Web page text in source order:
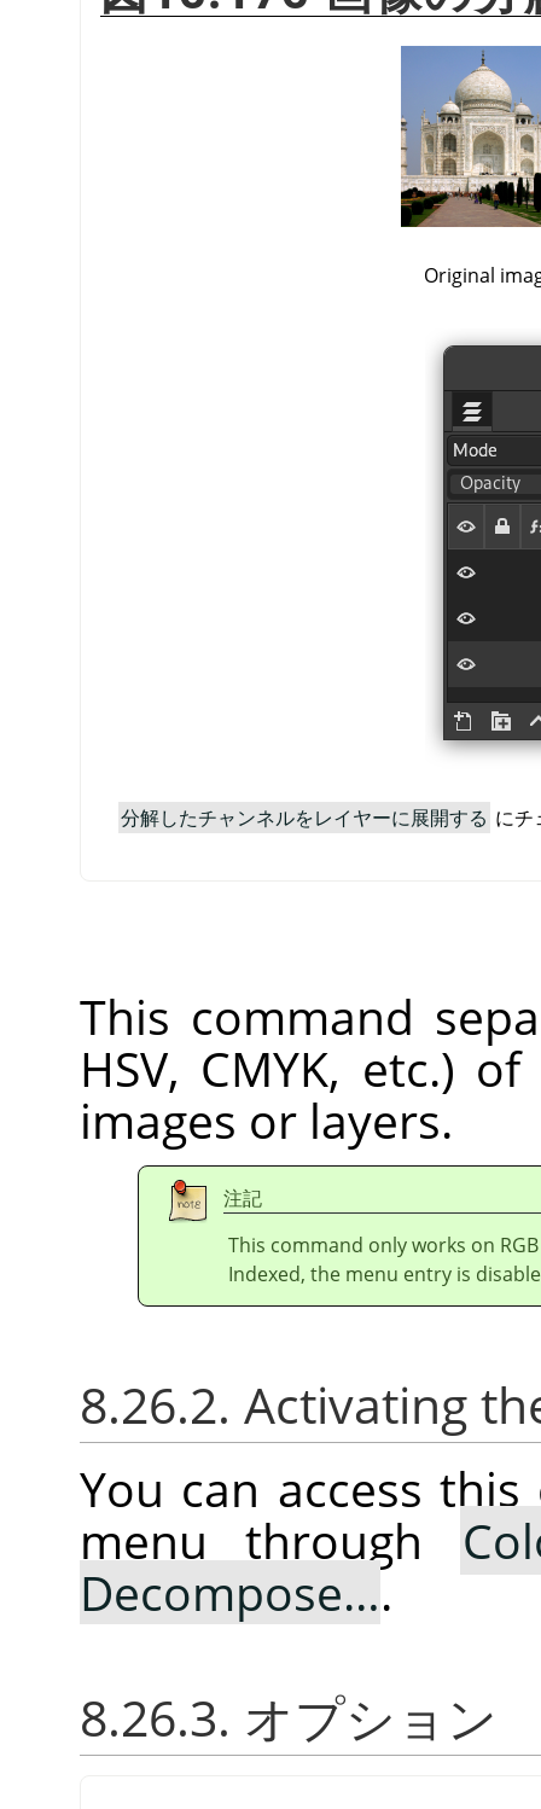
Original
分解したチャンネルをレイヤーに展開する にチ
This command
HSV, CMYK, etc.)
images or layers.
注記
This command only works on
Indexed, the menu entry is
8.26.2. Activating
You can access
menu through
Decompose….
8.26.3. オプション